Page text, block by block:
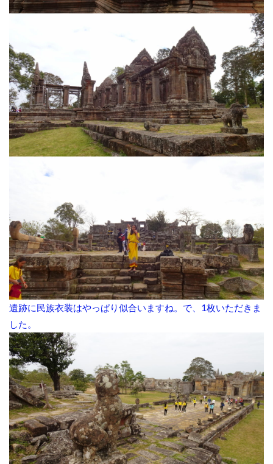
遺跡に民族衣装はやっぱり似合いますね。で、1枚いただきま
した。